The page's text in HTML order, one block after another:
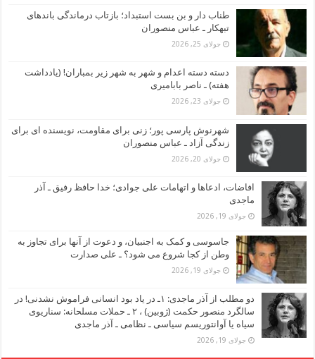
طناب دار و بن بست استبداد؛ بازتاب درماندگی باندهای
تبهکار ـ عباس منصوران
جولای 25, 2026
دسته دسته اعدام و شهر به شهر زیر بمباران! (یادداشت
هفته) ـ ناصر بابامیری
جولای 23, 2026
شهرنوش پارسی پور؛ زنی برای مقاومت، نویسنده ای برای
زندگی آزاد ـ عباس منصوران
جولای 20, 2026
افاضات، ادعاها و اتهامات علی جوادی؛ خدا حافظ رفیق ـ آذر
ماجدی
جولای 19, 2026
جاسوسی و کمک به اجنبیان، و دعوت از آنها برای تجاوز به
وطن از کجا شروع می شود؟ ـ علی صدارت
جولای 19, 2026
دو مطلب از آذر ماجدی: ۱ـ در یاد بود انسانی فراموش نشدنی! در
سالگرد منصور حکمت (ژوبین) ، ۲ ـ حملات مسلحانه: سناریوی
سیاه یا آوانتوریسم سیاسی ـ نظامی ـ آذر ماجدی
جولای 19, 2026